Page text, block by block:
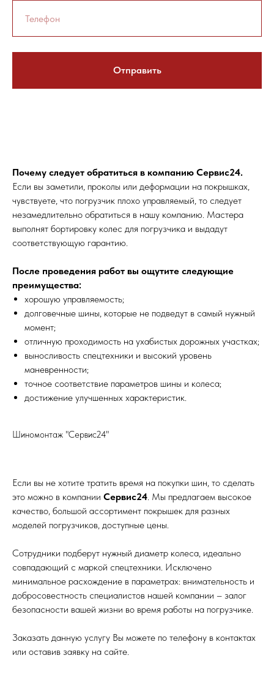
Отправить
Почему следует обратиться в компанию Сервис24.
Если вы заметили, проколы или деформации на покрышках,
чувствуете, что погрузчик плохо управляемый, то следует
незамедлительно обратиться в нашу компанию. Мастера
выполнят бортировку колес для погрузчика и выдадут
соответствующую гарантию.
После проведения работ вы ощутите следующие
преимущества:
хорошую управляемость;
долговечные шины, которые не подведут в самый нужный
момент;
отличную проходимость на ухабистых дорожных участках;
выносливость спецтехники и высокий уровень
маневренности;
точное соответствие параметров шины и колеса;
достижение улучшенных характеристик.